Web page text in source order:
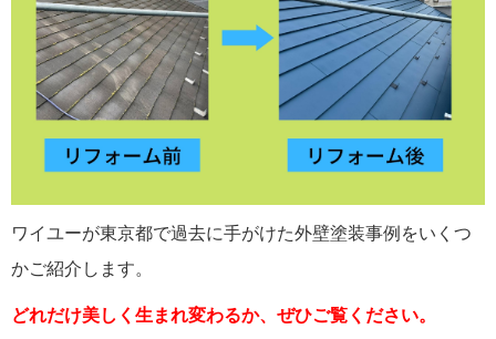
ワイユーが東京都で過去に手がけた外壁塗装事例をいくつ
かご紹介します。
どれだけ美しく生まれ変わるか、ぜひご覧ください。